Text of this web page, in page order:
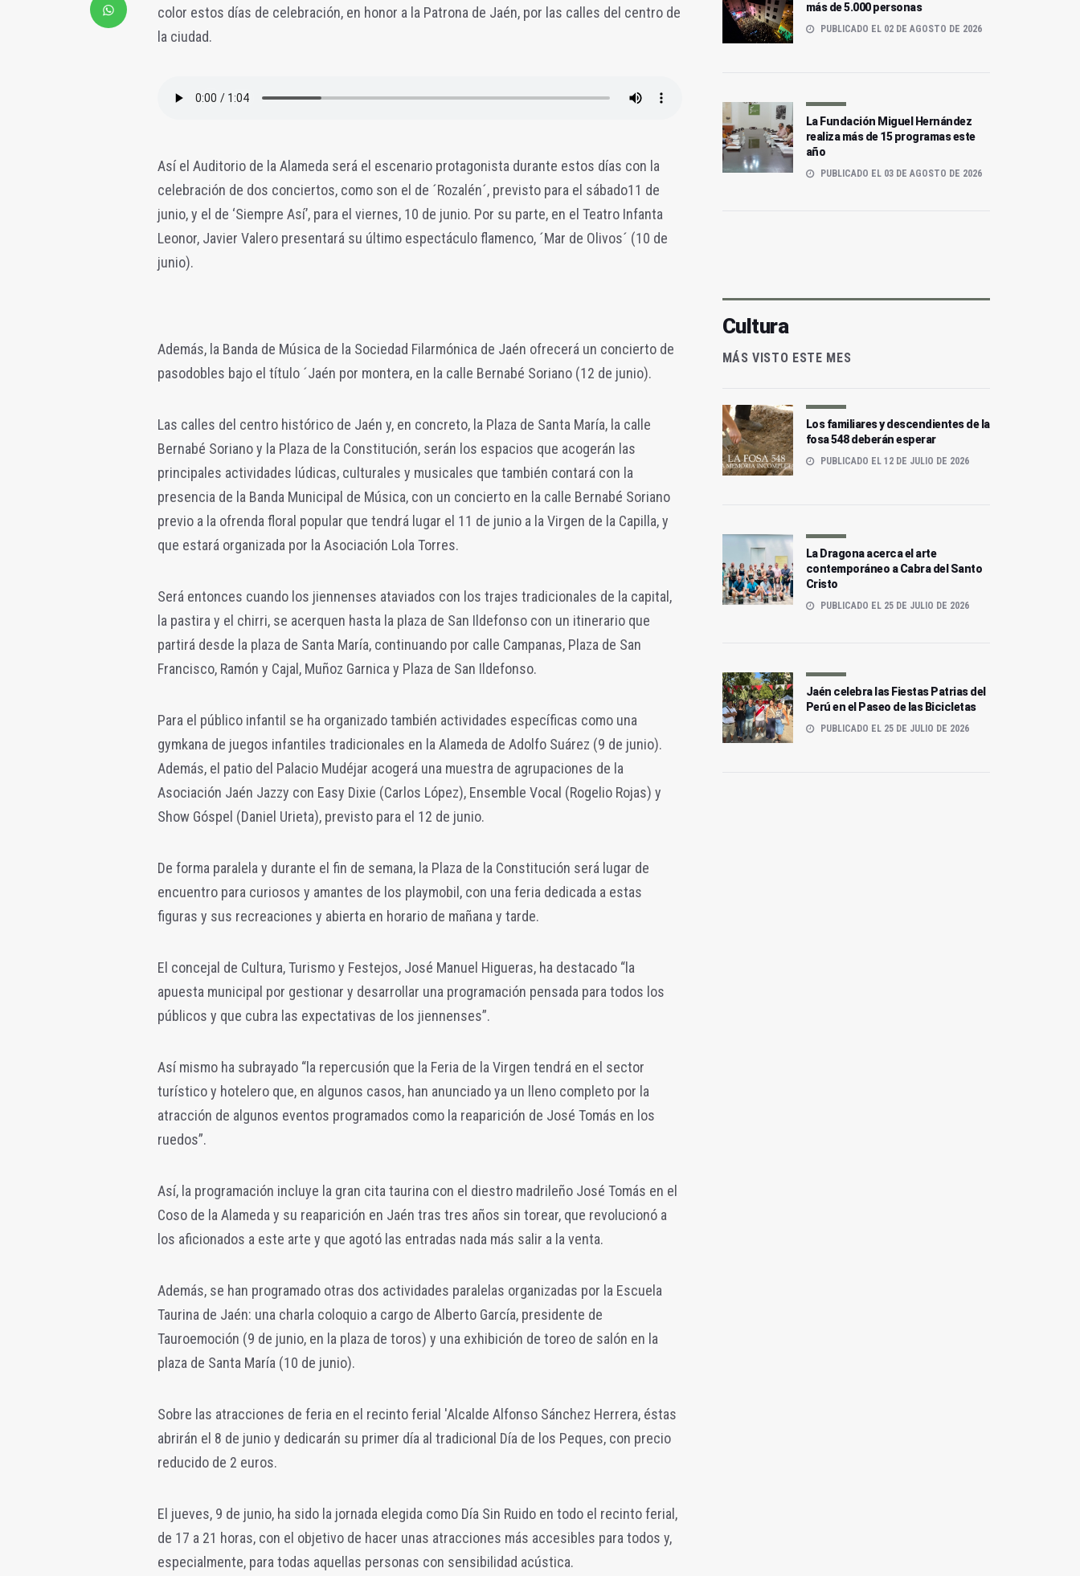
color estos días de celebración, en honor a la Patrona de Jaén, por las calles del centro de
la ciudad.
Así el Auditorio de la Alameda será el escenario protagonista durante estos días con la
celebración de dos conciertos, como son el de ´Rozalén´, previsto para el sábado11 de
junio, y el de ‘Siempre Así’, para el viernes, 10 de junio. Por su parte, en el Teatro Infanta
Leonor, Javier Valero presentará su último espectáculo flamenco, ´Mar de Olivos´ (10 de
junio).
Además, la Banda de Música de la Sociedad Filarmónica de Jaén ofrecerá un concierto de
pasodobles bajo el título ´Jaén por montera, en la calle Bernabé Soriano (12 de junio).
Las calles del centro histórico de Jaén y, en concreto, la Plaza de Santa María, la calle
Bernabé Soriano y la Plaza de la Constitución, serán los espacios que acogerán las
principales actividades lúdicas, culturales y musicales que también contará con la
presencia de la Banda Municipal de Música, con un concierto en la calle Bernabé Soriano
previo a la ofrenda floral popular que tendrá lugar el 11 de junio a la Virgen de la Capilla, y
que estará organizada por la Asociación Lola Torres.
Será entonces cuando los jiennenses ataviados con los trajes tradicionales de la capital,
la pastira y el chirri, se acerquen hasta la plaza de San Ildefonso con un itinerario que
partirá desde la plaza de Santa María, continuando por calle Campanas, Plaza de San
Francisco, Ramón y Cajal, Muñoz Garnica y Plaza de San Ildefonso.
Para el público infantil se ha organizado también actividades específicas como una
gymkana de juegos infantiles tradicionales en la Alameda de Adolfo Suárez (9 de junio).
Además, el patio del Palacio Mudéjar acogerá una muestra de agrupaciones de la
Asociación Jaén Jazzy con Easy Dixie (Carlos López), Ensemble Vocal (Rogelio Rojas) y
Show Góspel (Daniel Urieta), previsto para el 12 de junio.
De forma paralela y durante el fin de semana, la Plaza de la Constitución será lugar de
encuentro para curiosos y amantes de los playmobil, con una feria dedicada a estas
figuras y sus recreaciones y abierta en horario de mañana y tarde.
El concejal de Cultura, Turismo y Festejos, José Manuel Higueras, ha destacado “la
apuesta municipal por gestionar y desarrollar una programación pensada para todos los
públicos y que cubra las expectativas de los jiennenses”.
Así mismo ha subrayado “la repercusión que la Feria de la Virgen tendrá en el sector
turístico y hotelero que, en algunos casos, han anunciado ya un lleno completo por la
atracción de algunos eventos programados como la reaparición de José Tomás en los
ruedos”.
Así, la programación incluye la gran cita taurina con el diestro madrileño José Tomás en el
Coso de la Alameda y su reaparición en Jaén tras tres años sin torear, que revolucionó a
los aficionados a este arte y que agotó las entradas nada más salir a la venta.
Además, se han programado otras dos actividades paralelas organizadas por la Escuela
Taurina de Jaén: una charla coloquio a cargo de Alberto García, presidente de
Tauroemoción (9 de junio, en la plaza de toros) y una exhibición de toreo de salón en la
plaza de Santa María (10 de junio).
Sobre las atracciones de feria en el recinto ferial 'Alcalde Alfonso Sánchez Herrera, éstas
abrirán el 8 de junio y dedicarán su primer día al tradicional Día de los Peques, con precio
reducido de 2 euros.
El jueves, 9 de junio, ha sido la jornada elegida como Día Sin Ruido en todo el recinto ferial,
de 17 a 21 horas, con el objetivo de hacer unas atracciones más accesibles para todos y,
especialmente, para todas aquellas personas con sensibilidad acústica.
más de 5.000 personas
PUBLICADO EL 02 DE AGOSTO DE 2026
La Fundación Miguel Hernández
realiza más de 15 programas este
año
PUBLICADO EL 03 DE AGOSTO DE 2026
Cultura
MÁS VISTO ESTE MES
Los familiares y descendientes de la
fosa 548 deberán esperar
PUBLICADO EL 12 DE JULIO DE 2026
La Dragona acerca el arte
contemporáneo a Cabra del Santo
Cristo
PUBLICADO EL 25 DE JULIO DE 2026
Jaén celebra las Fiestas Patrias del
Perú en el Paseo de las Bicicletas
PUBLICADO EL 25 DE JULIO DE 2026